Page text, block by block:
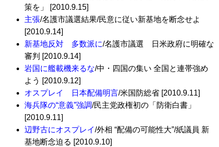
策を」 [2010.9.15]
主張/名護市議選結果/民意に従い新基地を断念せよ
[2010.9.14]
新基地反対 多数派に/名護市議選 日米政府に明確な
審判 [2010.9.14]
岩国に艦載機来るな/中・四国の集い 全国と連帯強め
よう [2010.9.12]
オスプレイ 日本配備明言/米国防総省 [2010.9.11]
海兵隊の“意義”強調/民主党政権初の「防衛白書」
[2010.9.11]
辺野古にオスプレイ/外相 “配備の可能性大”/紙議員 新
基地断念迫る [2010.9.10]